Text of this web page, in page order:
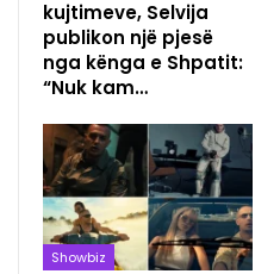
kujtimeve, Selvija
publikon një pjesë
nga kënga e Shpatit:
“Nuk kam…
Showbiz